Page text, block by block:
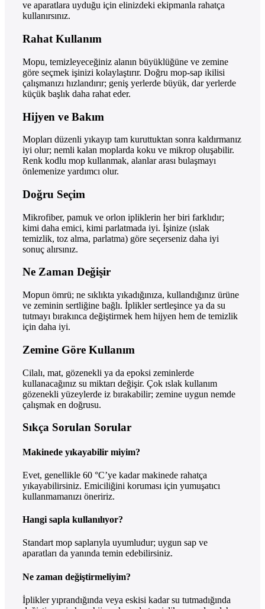
ve aparatlara uyduğu için elinizdeki ekipmanla rahatça
kullanırsınız.
Rahat Kullanım
Mopu, temizleyeceğiniz alanın büyüklüğüne ve zemine
göre seçmek işinizi kolaylaştırır. Doğru mop-sap ikilisi
çalışmanızı hızlandırır; geniş yerlerde büyük, dar yerlerde
küçük başlık daha rahat eder.
Hijyen ve Bakım
Mopları düzenli yıkayıp tam kuruttuktan sonra kaldırmanız
iyi olur; nemli kalan moplarda koku ve mikrop oluşabilir.
Renk kodlu mop kullanmak, alanlar arası bulaşmayı
önlemenize yardımcı olur.
Doğru Seçim
Mikrofiber, pamuk ve orlon ipliklerin her biri farklıdır;
kimi daha emici, kimi parlatmada iyi. İşinize (ıslak
temizlik, toz alma, parlatma) göre seçerseniz daha iyi
sonuç alırsınız.
Ne Zaman Değişir
Mopun ömrü; ne sıklıkta yıkadığınıza, kullandığınız ürüne
ve zeminin sertliğine bağlı. İplikler sertleşince ya da su
tutmayı bırakınca değiştirmek hem hijyen hem de temizlik
için daha iyi.
Zemine Göre Kullanım
Cilalı, mat, gözenekli ya da epoksi zeminlerde
kullanacağınız su miktarı değişir. Çok ıslak kullanım
gözenekli yüzeylerde iz bırakabilir; zemine uygun nemde
çalışmak en doğrusu.
Sıkça Sorulan Sorular
Makinede yıkayabilir miyim?
Evet, genellikle 60 °C’ye kadar makinede rahatça
yıkayabilirsiniz. Emiciliğini koruması için yumuşatıcı
kullanmamanızı öneririz.
Hangi sapla kullanılıyor?
Standart mop saplarıyla uyumludur; uygun sap ve
aparatları da yanında temin edebilirsiniz.
Ne zaman değiştirmeliyim?
İplikler yıprandığında veya eskisi kadar su tutmadığında